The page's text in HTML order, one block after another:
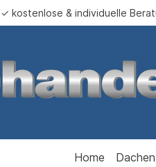
springen
✓ kostenlose & individuelle
Home